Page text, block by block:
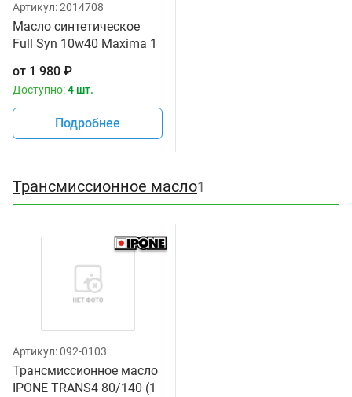
Артикул:2014708
Масло синтетическое
Full Syn 10w40 Maxima 1
от 1 980 ₽
Доступно:4 шт.
Подробнее
Трансмиссионное масло1
Артикул:092-0103
Трансмиссионное масло
IPONE TRANS4 80/140 (1